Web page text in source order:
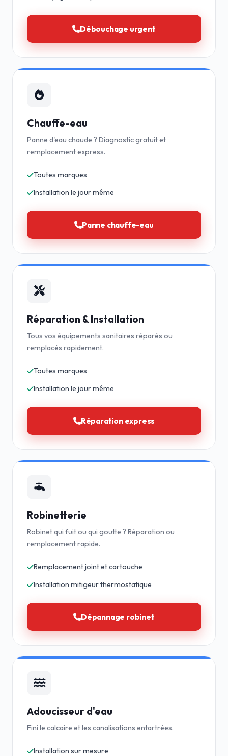
Débouchage urgent
Chauffe-eau
Panne d'eau chaude ? Diagnostic gratuit et
remplacement express.
Toutes marques
Installation le jour même
Panne chauffe-eau
Réparation & Installation
Tous vos équipements sanitaires réparés ou
remplacés rapidement.
Toutes marques
Installation le jour même
Réparation express
Robinetterie
Robinet qui fuit ou qui goutte ? Réparation ou
remplacement rapide.
Remplacement joint et cartouche
Installation mitigeur thermostatique
Dépannage robinet
Adoucisseur d'eau
Fini le calcaire et les canalisations entartrées.
Installation sur mesure